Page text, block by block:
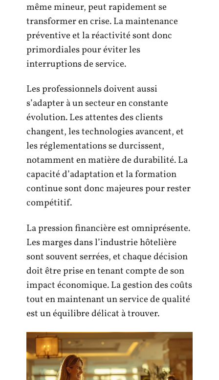
même mineur, peut rapidement se
transformer en crise. La maintenance
préventive et la réactivité sont donc
primordiales pour éviter les
interruptions de service.
Les professionnels doivent aussi
s’adapter à un secteur en constante
évolution. Les attentes des clients
changent, les technologies avancent, et
les réglementations se durcissent,
notamment en matière de durabilité. La
capacité d’adaptation et la formation
continue sont donc majeures pour rester
compétitif.
La pression financière est omniprésente.
Les marges dans l’industrie hôtelière
sont souvent serrées, et chaque décision
doit être prise en tenant compte de son
impact économique. La gestion des coûts
tout en maintenant un service de qualité
est un équilibre délicat à trouver.